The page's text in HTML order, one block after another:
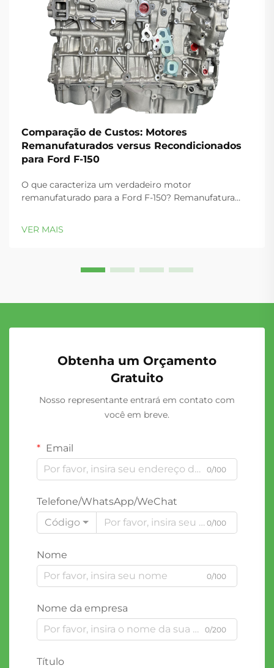
Comparação de Custos: Motores
Remanufaturados versus Recondicionados
para Ford F-150
O que caracteriza um verdadeiro motor
remanufaturado para a Ford F-150? Remanufatura
Um verdadeiro motor remanufaturado (reman) para a
VER MAIS
Obtenha um Orçamento
Gratuito
Nosso representante entrará em contato com
você em breve.
Email
0/100
Telefone/WhatsApp/WeChat
Código
0/100
Nome
0/100
Nome da empresa
0/200
Título